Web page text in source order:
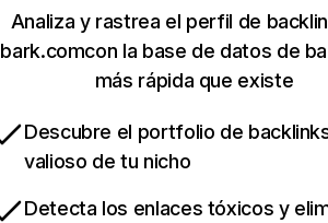
Analiza y rastrea el perfil de
bark.comcon la base de datos de
más rápida que existe
Descubre el portfolio de
valioso de tu nicho
Detecta los enlaces tóxicos y